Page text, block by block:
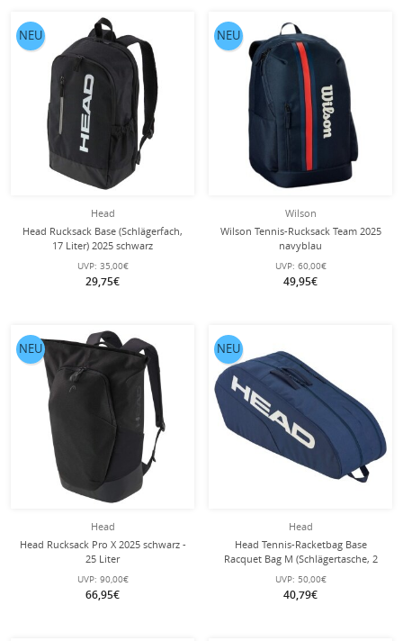
Head
Head Rucksack Base (Schlägerfach,
17 Liter) 2025 schwarz
UVP: 35,00€
29,75€
NEU
Wilson
Wilson Tennis-Rucksack Team 2025
navyblau
UVP: 60,00€
49,95€
NEU
Head
Head Rucksack Pro X 2025 schwarz -
25 Liter
UVP: 90,00€
66,95€
NEU
Head
Head Tennis-Racketbag Base
Racquet Bag M (Schlägertasche, 2
Hauptfächer) 2025 navyblau 6er
UVP: 50,00€
40,79€
NEU